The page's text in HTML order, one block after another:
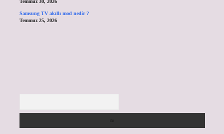
Temmuz 30, 2026
Samsung TV akıllı mod nedir ?
Temmuz 25, 2026